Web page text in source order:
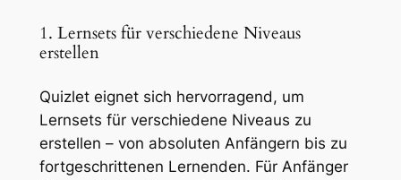
1. Lernsets für verschiedene Niveaus
erstellen
Quizlet eignet sich hervorragend, um
Lernsets für verschiedene Niveaus zu
erstellen – von absoluten Anfängern bis zu
fortgeschrittenen Lernenden. Für Anfänger